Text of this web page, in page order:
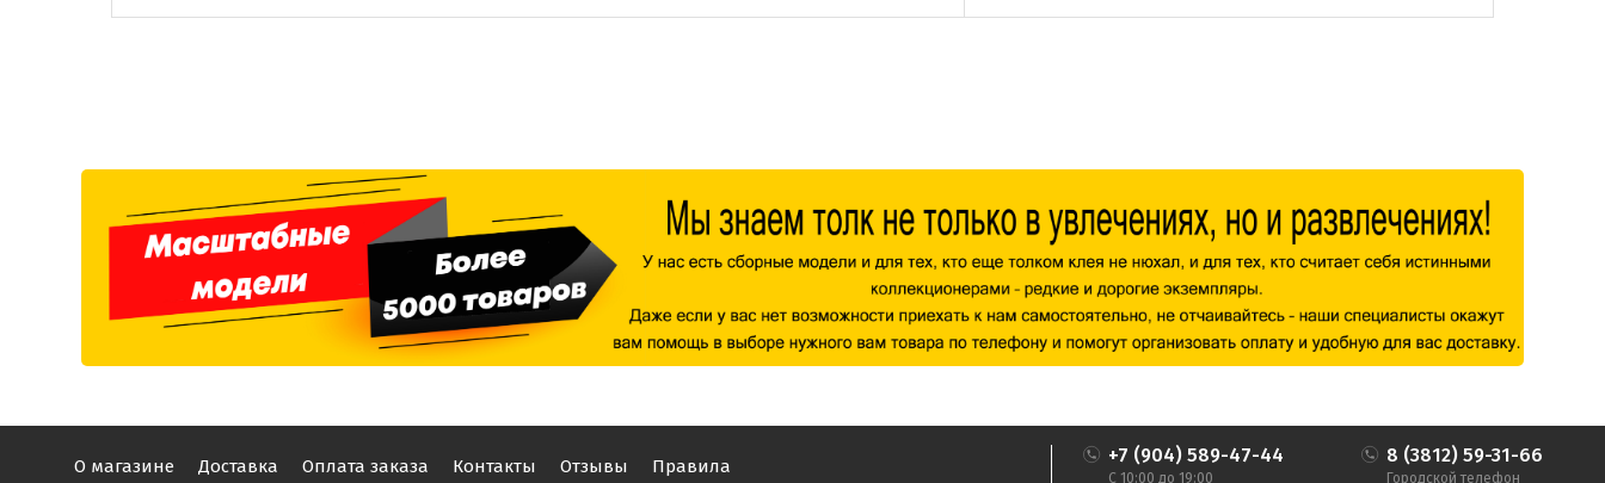
О магазине Доставка Оплата заказа Контакты Отзывы Правила +7 (904) 589-47-44
С 10:00 до 19:00
8 (3812) 59-31-66
Городской телефон